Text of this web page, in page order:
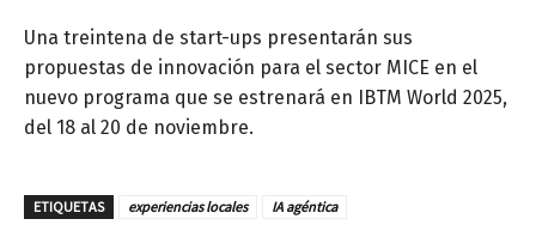
Una treintena de start-ups presentarán sus
propuestas de innovación para el sector MICE en el
nuevo programa que se estrenará en IBTM World 2025,
del 18 al 20 de noviembre.
ETIQUETAS experiencias locales
IA agéntica